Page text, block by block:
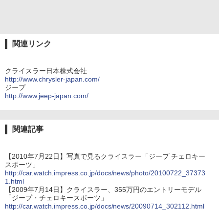
関連リンク
クライスラー日本株式会社
http://www.chrysler-japan.com/
ジープ
http://www.jeep-japan.com/
関連記事
【2010年7月22日】写真で見るクライスラー「ジープ チェロキー
スポーツ」
http://car.watch.impress.co.jp/docs/news/photo/20100722_37373
1.html
【2009年7月14日】クライスラー、355万円のエントリーモデル
「ジープ・チェロキースポーツ」
http://car.watch.impress.co.jp/docs/news/20090714_302112.html